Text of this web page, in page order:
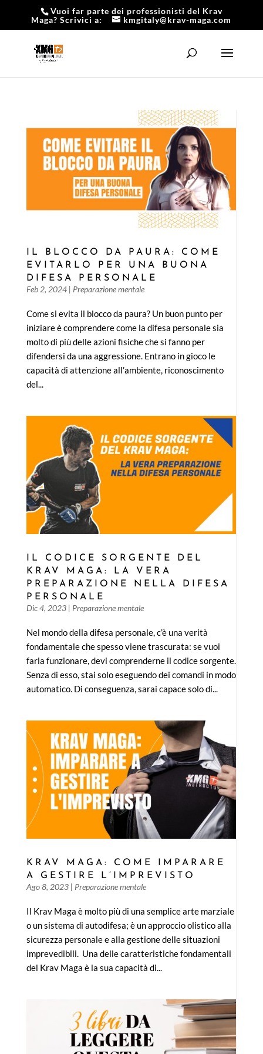
Vuoi far parte dei professionisti del Krav
Maga? Scrivici a:
kmgitaly@krav-maga.com
IL BLOCCO DA PAURA: COME
EVITARLO PER UNA BUONA
DIFESA PERSONALE
Feb 2, 2024| Preparazione mentale
Come si evita il blocco da paura? Un buon punto per
iniziare è comprendere come la difesa personale sia
molto di più delle azioni fisiche che si fanno per
difendersi da una aggressione. Entrano in gioco le
capacità di attenzione all’ambiente, riconoscimento
del...
IL CODICE SORGENTE DEL
KRAV MAGA: LA VERA
PREPARAZIONE NELLA DIFESA
PERSONALE
Dic 4, 2023| Preparazione mentale
Nel mondo della difesa personale, c’è una verità
fondamentale che spesso viene trascurata: se vuoi
farla funzionare, devi comprenderne il codice sorgente.
Senza di esso, stai solo eseguendo dei comandi in modo
automatico. Di conseguenza, sarai capace solo di...
KRAV MAGA: COME IMPARARE
A GESTIRE L’IMPREVISTO
Ago 8, 2023| Preparazione mentale
Il Krav Maga è molto più di una semplice arte marziale
o un sistema di autodifesa; è un approccio olistico alla
sicurezza personale e alla gestione delle situazioni
imprevedibili. Una delle caratteristiche fondamentali
del Krav Maga è la sua capacità di...